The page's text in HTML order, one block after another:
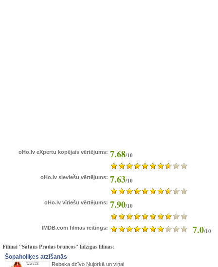
oHo.lv eXpertu kopējais vērtējums: 7.68/10
oHo.lv sieviešu vērtējums: 7.63/10
oHo.lv vīriešu vērtējums: 7.90/10
IMDB.com filmas reitings: 7.0/10
Filmai "Sātans Pradas brunčos" līdzīgas filmas:
Šopaholiķes atzīšanās
Rebeka dzīvo Ņujorkā un viņai